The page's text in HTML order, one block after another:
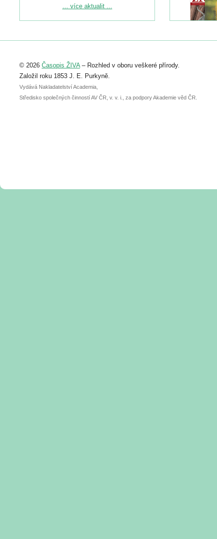
Podrobnější informace ke konferenci
Registrovat se můžete do 6. září.
abstraktu přihlášené přednášky nebo
posteru je už 30. června.
... více aktualit ...
© 2026 Časopis ŽIVA– Rozhled v oboru veškeré přírody.
Založil roku 1853 J. E. Purkyně.
Vydává Nakladatelství Academia,
Středisko společných činností AV ČR, v. v. i., za podpory Akademie věd ČR.